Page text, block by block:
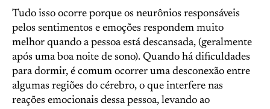
Tudo isso ocorre porque os neurônios responsáveis
pelos sentimentos e emoções respondem muito
melhor quando a pessoa está descansada, (geralmente
após uma boa noite de sono). Quando há dificuldades
para dormir, é comum ocorrer uma desconexão entre
algumas regiões do cérebro, o que interfere nas
reações emocionais dessa pessoa, levando ao